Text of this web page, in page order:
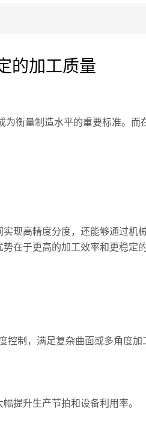
的加工质量
衡量制造水平的重要标准。而
现高精度分度，还能够通过机
在于更高的加工效率和更稳定的
制，满足复杂曲面或多角度加
提升生产节拍和设备利用率。